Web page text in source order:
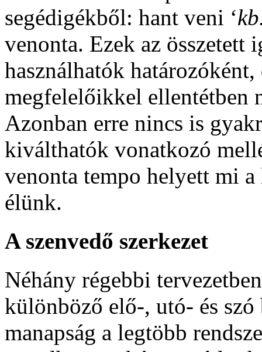
segédigékből: hant veni ‘
venonta. Ezek az összetett
használhatók
megfelelőikkel ellentétben
Azonban erre nincs is
kiválthatók vonatkozó
venonta tempo helyett mi a
élünk.
A szenvedő szerkezet
Néhány régebbi
különböző elő-, utó- és
manapság a legtöbb